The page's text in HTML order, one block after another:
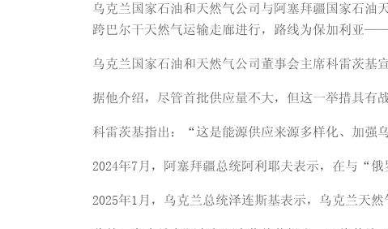
乌克兰国家石油和天然气公司与阿塞拜疆国家石油
跨巴尔干天然气运输走廊进行，路线为保加利亚
乌克兰国家石油和天然气公司董事会主席科雷茨基
据他介绍，尽管首批供应量不大，但这一举措具有
科雷茨基指出：“这是能源供应来源多样化、加强
2024年7月，阿塞拜疆总统阿利耶夫表示，在与“
2025年1月，乌克兰总统泽连斯基表示，乌克兰天